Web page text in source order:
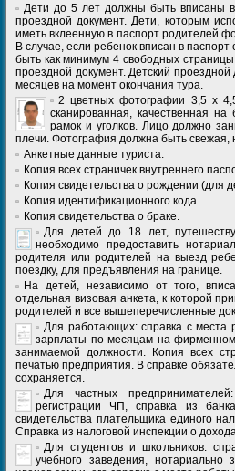
Дети до 5 лет должны быть вписаны
проездной документ. Дети, которым
иметь вклеенную в паспорт родителей
В случае, если ребенок вписан в
быть как минимум 4 свободных
проездной документ. Детский
месяцев на момент окончания тура.
2 цветных фотографии 3,5 х
сканированная, качественная
рамок и уголков. Лицо должно
плечи. Фотография должна быть свежая,
Анкетные данные туриста.
Копия всех страничек внутреннего
Копия свидетельства о рождении (для
Копия идентификационного кода.
Копия свидетельства о браке.
Для детей до 18 лет,
необходимо предоставить
родителя или родителей на выезд
поездку, для предъявления на границе.
На детей, независимо от того,
отдельная визовая анкета, к которой
родителей и все вышеперечисленные
Для работающих: справка с места
зарплаты по месяцам на
занимаемой должности. Копия всех
печатью предприятия. В справке
сохраняется.
Для частных
регистрации ЧП, справка из
свидетельства плательщика единого
Справка из налоговой инспекции о
Для студентов и школьников:
учебного заведения, нотариально